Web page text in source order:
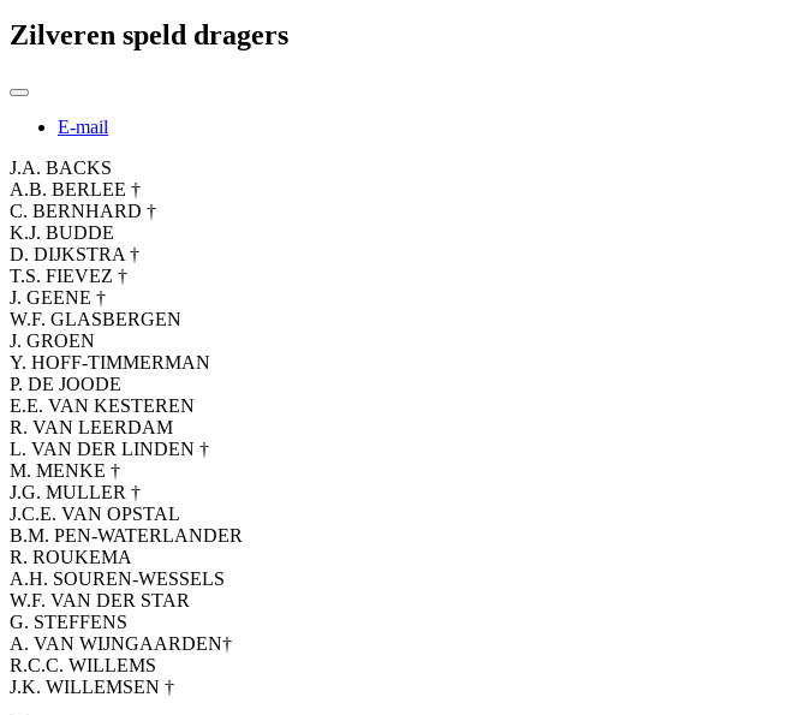
Zilveren speld dragers
E-mail
J.A. BACKS
A.B. BERLEE †
C. BERNHARD †
K.J. BUDDE
D. DIJKSTRA †
T.S. FIEVEZ †
J. GEENE †
W.F. GLASBERGEN
J. GROEN
Y. HOFF-TIMMERMAN
P. DE JOODE
E.E. VAN KESTEREN
R. VAN LEERDAM
L. VAN DER LINDEN †
M. MENKE †
J.G. MULLER †
J.C.E. VAN OPSTAL
B.M. PEN-WATERLANDER
R. ROUKEMA
A.H. SOUREN-WESSELS
W.F. VAN DER STAR
G. STEFFENS
A. VAN WIJNGAARDEN†
R.C.C. WILLEMS
J.K. WILLEMSEN †